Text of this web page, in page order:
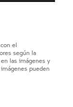
el
según la
las imágenes y
pueden